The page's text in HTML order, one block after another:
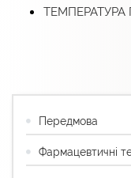
Передмова
Фармацевтичні